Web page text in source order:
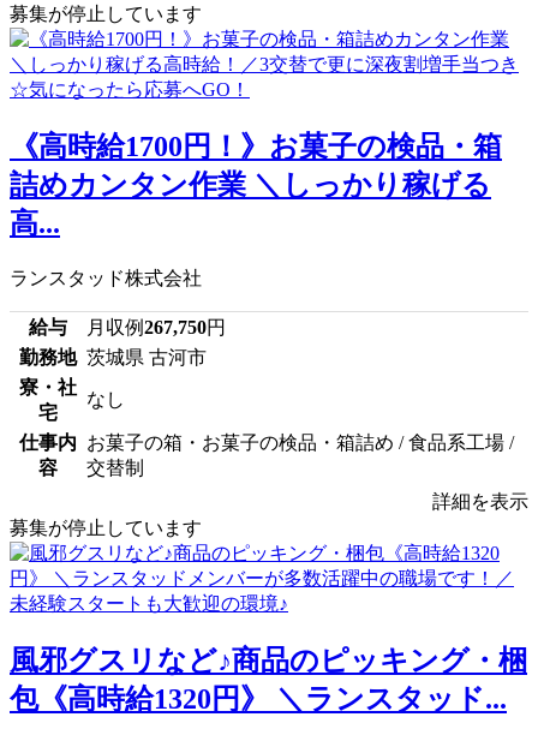
募集が停止しています
《高時給1700円！》お菓子の検品・箱
詰めカンタン作業 ＼しっかり稼げる
高...
ランスタッド株式会社
給与 月収例267,750円
勤務地 茨城県 古河市
寮・社
宅
なし
仕事内
容
お菓子の箱・お菓子の検品・箱詰め / 食品系工場 /
交替制
詳細を表示
募集が停止しています
風邪グスリなど♪商品のピッキング・梱
包《高時給1320円》 ＼ランスタッド...